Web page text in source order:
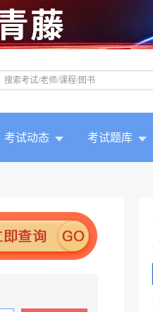
考试动态 考试题库